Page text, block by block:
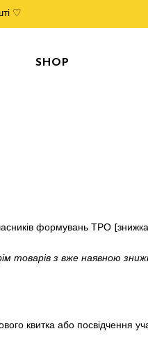
♡
SHOP
формувань ТРО [знижка
товарів з вже наявною
квитка або посвідчення